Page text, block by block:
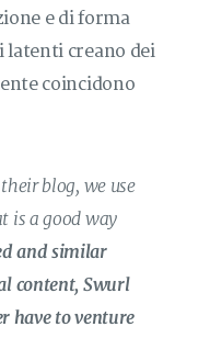
e di forma
latenti creano dei
coincidono
blog, we use
is a good way
and similar
content, Swurl
have to venture